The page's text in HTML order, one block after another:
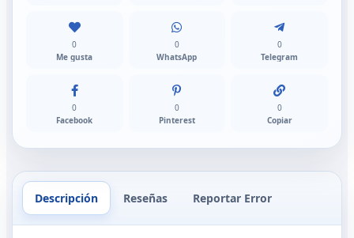
0
Me gusta
0
WhatsApp
0
Telegram
0
Facebook
0
Pinterest
0
Copiar
Descripción Reseñas Reportar Error